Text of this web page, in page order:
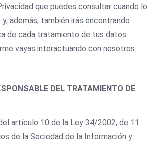
que puedes consultar cuando lo
además, también irás encontrando
de cada tratamiento de tus datos
vayas interactuando con nosotros.
DEL TRATAMIENTO DE
artículo 10 de la Ley 34/2002, de 11
de la Sociedad de la Información y